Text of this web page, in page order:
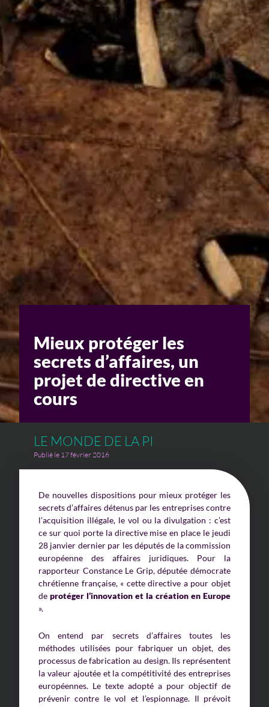
Nous rejoindre
TPE / PME / ETI
Start-up
Porteurs de projets
Grands comptes
Laboratoires et Universités
Un enjeu stratégique
Valorisation financière
Valorisation économique
Évaluation de préjudice
Soutien à l’innovation
Mieux protéger les
secrets d’affaires, un
projet de directive en
cours
LE MONDE DE LA PI
Publié le 17 février 2016
De nouvelles dispositions pour mieux protéger les
secrets d’affaires détenus par les entreprises contre
l’acquisition illégale, le vol ou la divulgation : c’est
ce sur quoi porte la directive mise en place le jeudi
28 janvier dernier par les députés de la commission
européenne des affaires juridiques. Pour la
rapporteur Constance Le Grip, députée démocrate
chrétienne française, « cette directive a pour objet
de protéger l’innovation et la création en Europe
».
On entend par secrets d’affaires toutes les
méthodes utilisées pour fabriquer un objet, des
processus de fabrication au design. Ils représentent
la valeur ajoutée et la compétitivité des entreprises
européennes. Le texte adopté a pour objectif de
prévenir contre le vol et l’espionnage. Il prévoit